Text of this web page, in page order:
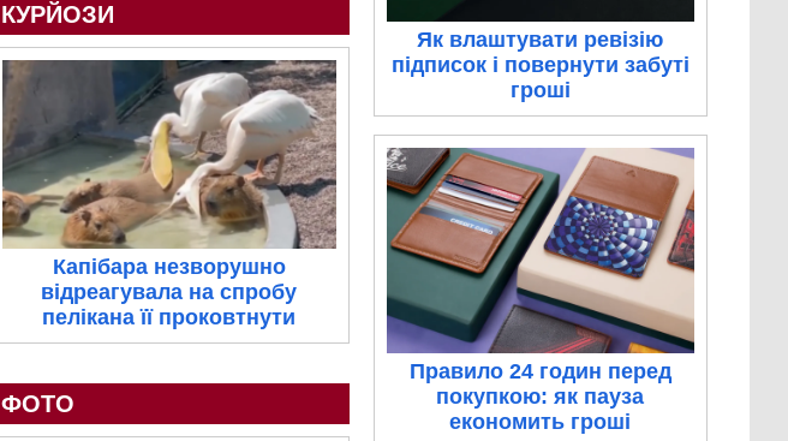
КУРЙОЗИ
Капібара незворушно
відреагувала на спробу
пелікана її проковтнути
ФОТО
Як влаштувати ревізію
підписок і повернути забуті
гроші
Правило 24 годин перед
покупкою: як пауза
економить гроші